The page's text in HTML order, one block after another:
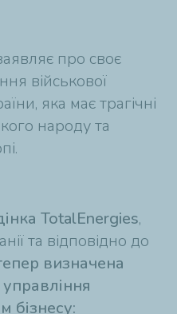
про своє
військової
яка має трагічні
народу та
TotalEnergies,
та відповідно до
визначена
бізнесу: